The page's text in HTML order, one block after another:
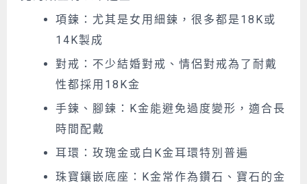
項鍊：尤其是女用細鍊，很多都是18K或
14K製成
對戒：不少結婚對戒、情侶對戒為了耐戴
性都採用18K金
手鍊、腳鍊：K金能避免過度變形，適合長
時間配戴
耳環：玫瑰金或白K金耳環特別普遍
珠寶鑲嵌底座：K金常作為鑽石、寶石的金